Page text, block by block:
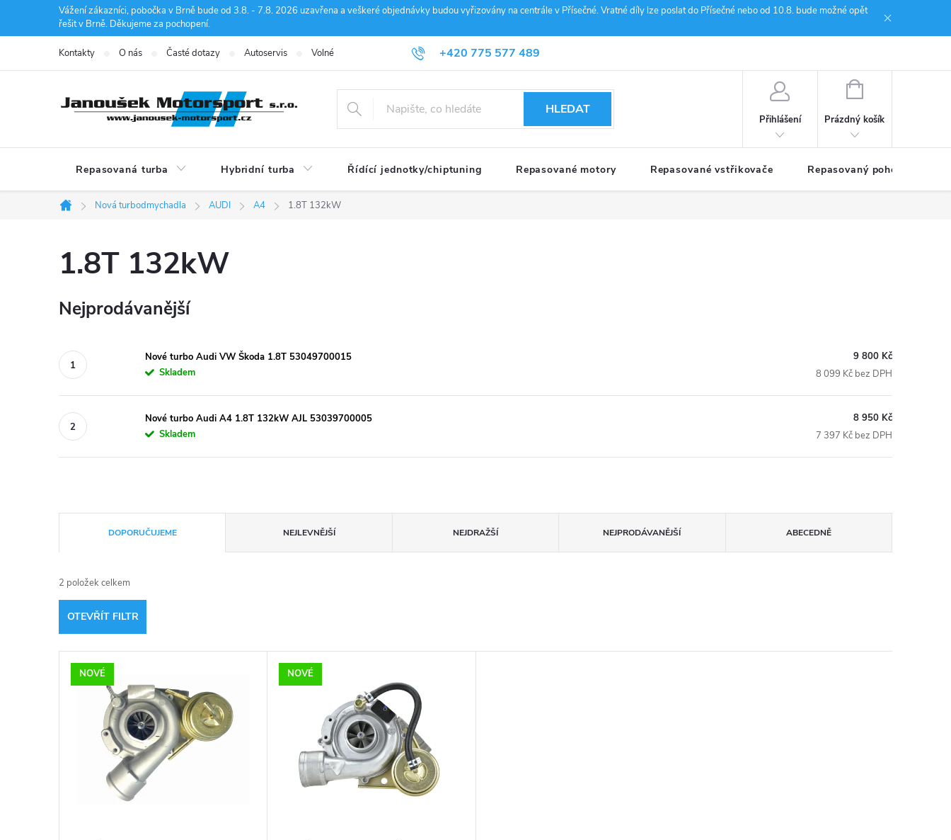
Vážení zákazníci, pobočka v Brně bude od 3.8. - 7.8. 2026 uzavřena a veškeré objednávky budou vyřizovány na centrále v Přísečné. Vratné díly lze poslat do Přísečné nebo od 10.8. bude možné opět
řešit v Brně. Děkujeme za pochopení.
+420 775 577 489
info@janousek-motorsport.cz
Kontakty O nás Časté dotazy Autoservis Volné pozice Obchodní podmínky Reklamace
HLEDAT
Přihlášení
NÁKUPNÍ
Prázdný košík
Repasovaná turba Hybridní turba Řídící jednotky/chiptuning Repasované motory Repasované vstřikovače Repasovaný pohon TDM
Domů
Nová turbodmychadla AUDI A4 1.8T 132kW
1.8T 132kW
Nejprodávanější
Nové turbo Audi VW Škoda 1.8T 53049700015
Skladem
9 800 Kč
8 099 Kč bez DPH
Nové turbo Audi A4 1.8T 132kW AJL 53039700005
Skladem
8 950 Kč
7 397 Kč bez DPH
a
z
e
n
DOPORUČUJEME NEJLEVNĚJŠÍ NEJDRAŽŠÍ NEJPRODÁVANĚJŠÍ ABECEDNĚ
2 položek celkem
OTEVŘÍT FILTR
VNOVÉ NOVÉ